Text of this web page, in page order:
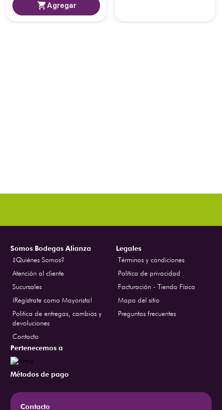
Agregar
Somos Bodegas Alianza
¿Quiénes Somos?
Atención al cliente
Sucursales
¡Regístrate como Mayorista!
Politica de entregas, cambios y
devoluciones
Contacto
Legales
Términos y condiciones
Política de privacidad
Facturación - Tienda Física
Mapa del sitio
Preguntas frecuentes
Pertenecemos a
Métodos de pago
Contacto